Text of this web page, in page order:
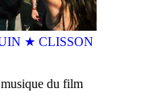
★ CLISSON
du film